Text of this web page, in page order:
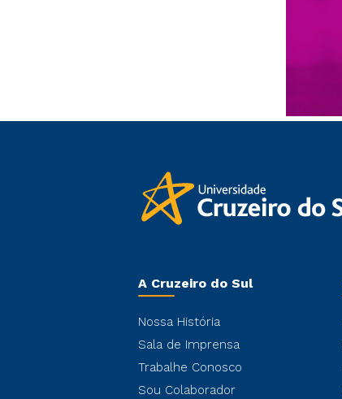
A Cruzeiro do Sul
Nossa História
Sala de Imprensa
Trabalhe Conosco
Sou Colaborador